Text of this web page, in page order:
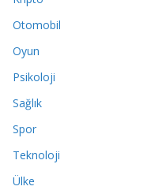
Otomobil
Oyun
Psikoloji
Sağlık
Spor
Teknoloji
Ülke